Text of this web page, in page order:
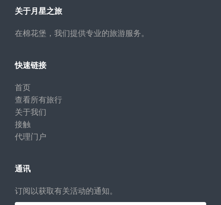
关于月星之旅
在棉花堡，我们提供专业的旅游服务。
快速链接
首页
查看所有旅行
关于我们
接触
代理门户
通讯
订阅以获取有关活动的通知。